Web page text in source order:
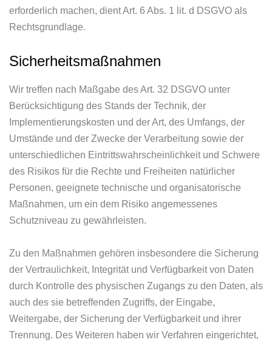
erforderlich machen, dient Art. 6 Abs. 1 lit. d DSGVO als
Rechtsgrundlage.
Sicherheitsmaßnahmen
Wir treffen nach Maßgabe des Art. 32 DSGVO unter
Berücksichtigung des Stands der Technik, der
Implementierungskosten und der Art, des Umfangs, der
Umstände und der Zwecke der Verarbeitung sowie der
unterschiedlichen Eintrittswahrscheinlichkeit und Schwere
des Risikos für die Rechte und Freiheiten natürlicher
Personen, geeignete technische und organisatorische
Maßnahmen, um ein dem Risiko angemessenes
Schutzniveau zu gewährleisten.
Zu den Maßnahmen gehören insbesondere die Sicherung
der Vertraulichkeit, Integrität und Verfügbarkeit von Daten
durch Kontrolle des physischen Zugangs zu den Daten, als
auch des sie betreffenden Zugriffs, der Eingabe,
Weitergabe, der Sicherung der Verfügbarkeit und ihrer
Trennung. Des Weiteren haben wir Verfahren eingerichtet,